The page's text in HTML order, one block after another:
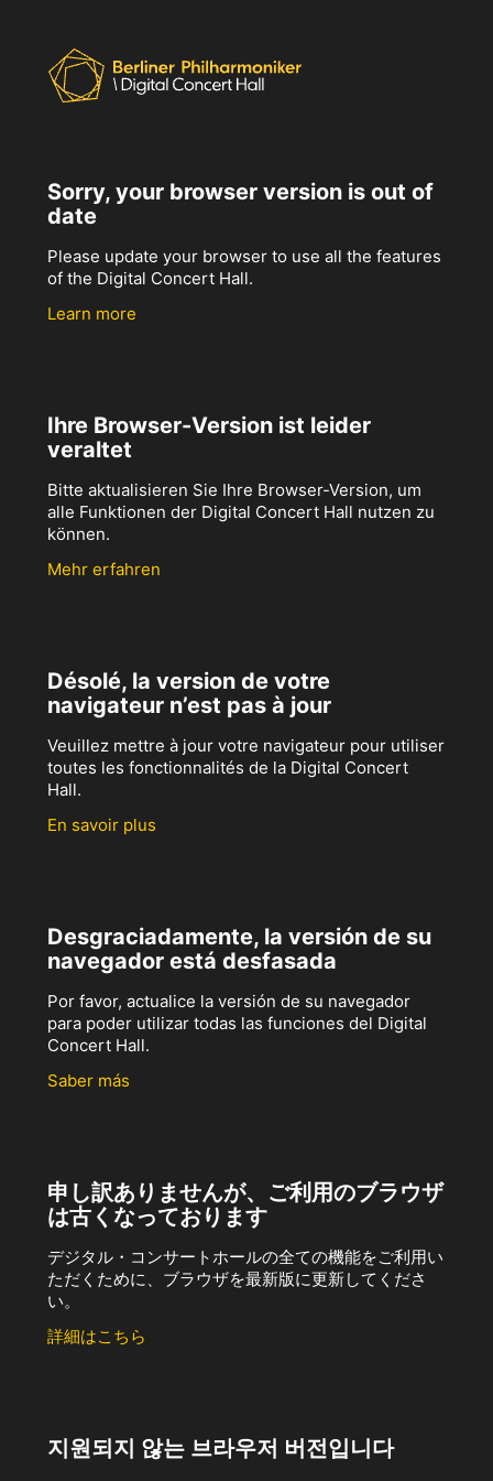
Sorry, your browser version is out of
date
Please update your browser to use all the features
of the Digital Concert Hall.
Learn more
Ihre Browser-Version ist leider
veraltet
Bitte aktualisieren Sie Ihre Browser-Version, um
alle Funktionen der Digital Concert Hall nutzen zu
können.
Mehr erfahren
Désolé, la version de votre
navigateur n’est pas à jour
Veuillez mettre à jour votre navigateur pour utiliser
toutes les fonctionnalités de la Digital Concert
Hall.
En savoir plus
Desgraciadamente, la versión de su
navegador está desfasada
Por favor, actualice la versión de su navegador
para poder utilizar todas las funciones del Digital
Concert Hall.
Saber más
申し訳ありませんが、ご利用のブラウザ
は古くなっております
デジタル・コンサートホールの全ての機能をご利用い
ただくために、ブラウザを最新版に更新してくださ
い。
詳細はこちら
지원되지 않는 브라우저 버전입니다